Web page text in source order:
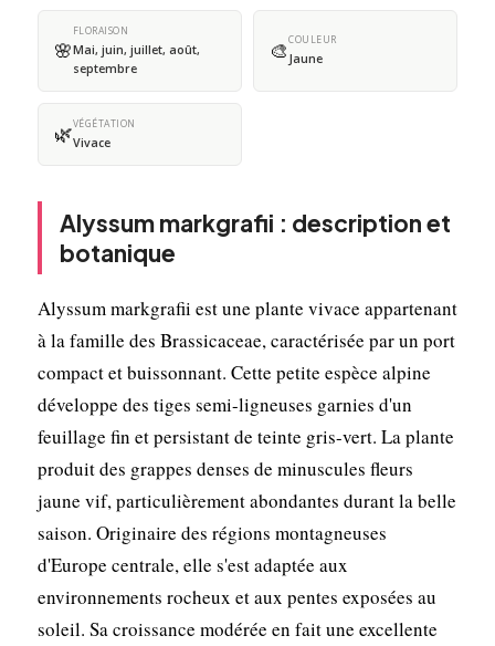
🌸
FLORAISON
Mai, juin, juillet, août,
septembre
🎨COULEUR
Jaune
🌿VÉGÉTATION
Vivace
Alyssum markgrafii : description et
botanique
Alyssum markgrafii est une plante vivace appartenant
à la famille des Brassicaceae, caractérisée par un port
compact et buissonnant. Cette petite espèce alpine
développe des tiges semi-ligneuses garnies d'un
feuillage fin et persistant de teinte gris-vert. La plante
produit des grappes denses de minuscules fleurs
jaune vif, particulièrement abondantes durant la belle
saison. Originaire des régions montagneuses
d'Europe centrale, elle s'est adaptée aux
environnements rocheux et aux pentes exposées au
soleil. Sa croissance modérée en fait une excellente